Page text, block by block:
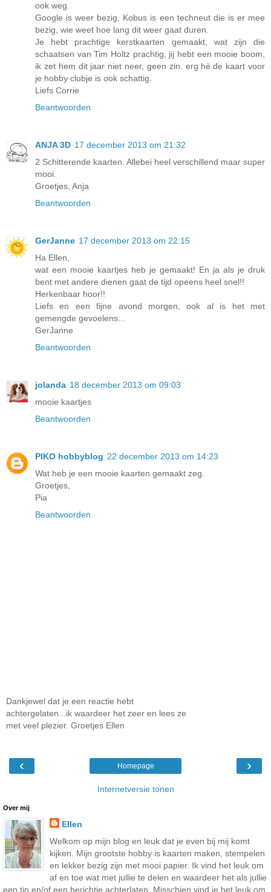
ook weg.
Google is weer bezig, Kobus is een techneut die is er mee
bezig, wie weet hoe lang dit weer gaat duren.
Je hebt prachtige kerstkaarten gemaakt, wat zijn die
schaatsen van Tim Holtz prachtig, jij hebt een mooie boom,
ik zet hem dit jaar niet neer, geen zin. erg hè.de kaart voor
je hobby clubje is ook schattig.
Liefs Corrie
Beantwoorden
ANJA 3D 17 december 2013 om 21:32
2 Schitterende kaarten. Allebei heel verschillend maar super
mooi.
Groetjes, Anja
Beantwoorden
GerJanne 17 december 2013 om 22:15
Ha Ellen,
wat een mooie kaartjes heb je gemaakt! En ja als je druk
bent met andere dienen gaat de tijd opeens heel snel!!
Herkenbaar hoor!!
Liefs en een fijne avond morgen, ook al is het met
gemengde gevoelens...
GerJanne
Beantwoorden
jolanda 18 december 2013 om 09:03
mooie kaartjes
Beantwoorden
PIKO hobbyblog 22 december 2013 om 14:23
Wat heb je een mooie kaarten gemaakt zeg.
Groetjes,
Pia
Beantwoorden
Dankjewel dat je een reactie hebt
achtergelaten...ik waardeer het zeer en lees ze
met veel plezier. Groetjes Ellen
‹ ›
Homepage
Internetversie tonen
Over mij
Ellen
Welkom op mijn blog en leuk dat je even bij mij komt
kijken. Mijn grootste hobby is kaarten maken, stempelen
en lekker bezig zijn met mooi papier. Ik vind het leuk om
af en toe wat met jullie te delen en waardeer het als jullie
een tip en/of een berichtje achterlaten. Misschien vind je het leuk om